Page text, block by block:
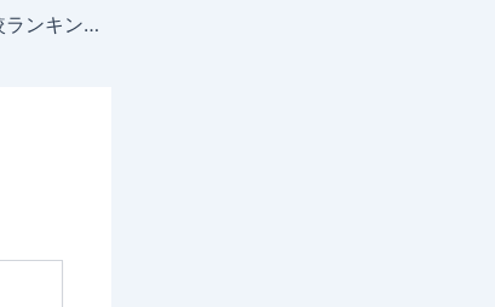
海外FXのレバレッジ比較ランキング！制限・規制の有無や業者を選ぶポイントを解説